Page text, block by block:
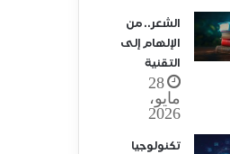
الشعر.. من
الإلهام إلى
التقنية
28
مايو،
2026
تكنولوجيا